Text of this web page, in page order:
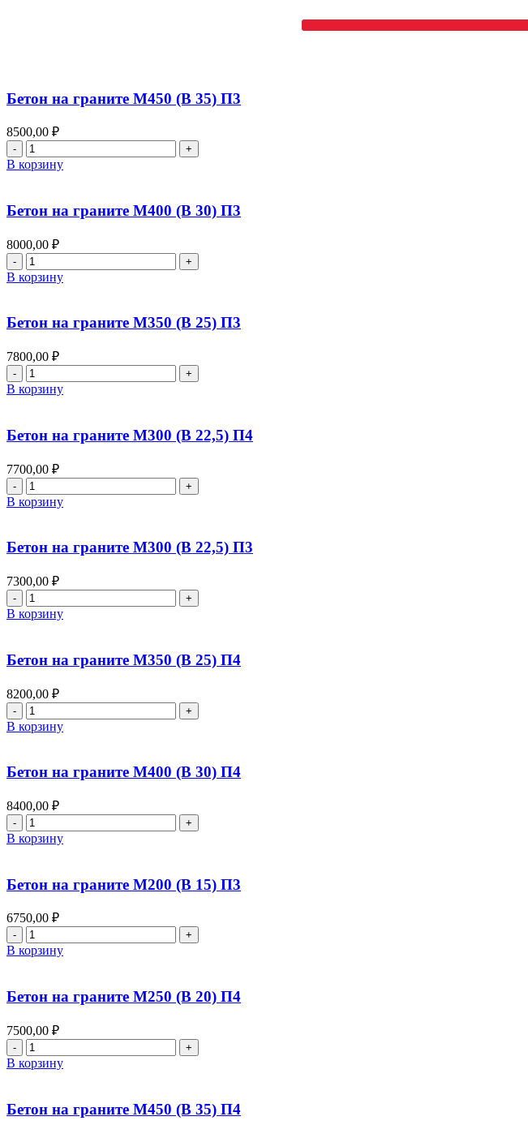
Бетон на граните М450 (В 35) П3
8500,00 ₽
Количество
товара
Бетон
М450
35)
П3
В корзину
Бетон на граните М400 (В 30) П3
8000,00 ₽
Количество
товара
Бетон
граните
М400
30)
П3
В корзину
Бетон на граните М350 (В 25) П3
7800,00 ₽
Количество
товара
Бетон
М350
25)
П3
В корзину
Бетон на граните М300 (В 22,5) П4
7700,00 ₽
Количество
товара
Бетон
граните
М300
22,5)
П4
В корзину
Бетон на граните М300 (В 22,5) П3
7300,00 ₽
Количество
товара
Бетон
М300
22,5)
П3
В корзину
Бетон на граните М350 (В 25) П4
8200,00 ₽
Количество
товара
Бетон
граните
М350
25)
П4
В корзину
Бетон на граните М400 (В 30) П4
8400,00 ₽
Количество
товара
Бетон
М400
30)
П4
В корзину
Бетон на граните М200 (В 15) П3
6750,00 ₽
Количество
товара
Бетон
М200
15)
П3
В корзину
Бетон на граните М250 (В 20) П4
7500,00 ₽
Количество
товара
Бетон
М250
В корзину
Бетон на граните М450 (В 35) П4